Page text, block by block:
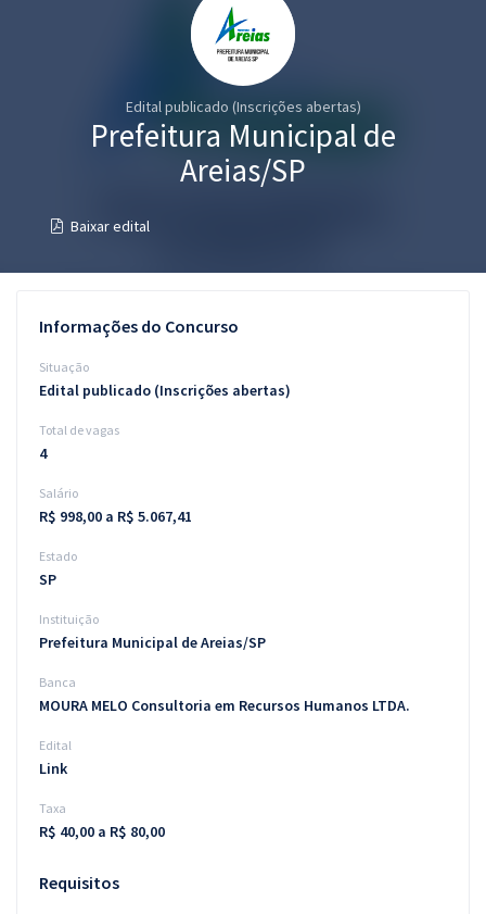
Questões grátis
Conteúdo gratuito
Aprovados
Atendimento
Edital publicado (Inscrições abertas)
Prefeitura Municipal de
Areias/SP
Baixar edital
Informações do Concurso
Situação
Edital publicado (Inscrições abertas)
Total de vagas
4
Salário
R$ 998,00 a R$ 5.067,41
Estado
SP
Instituição
Prefeitura Municipal de Areias/SP
Banca
MOURA MELO Consultoria em Recursos Humanos LTDA.
Edital
Link
Taxa
R$ 40,00 a R$ 80,00
Requisitos